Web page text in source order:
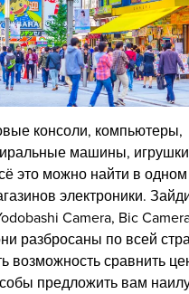
консоли, компьютеры,
машины,
это можно найти в одном
электроники.
Camera, Bic
разбросаны по всей
возможность сравнить
предложить вам